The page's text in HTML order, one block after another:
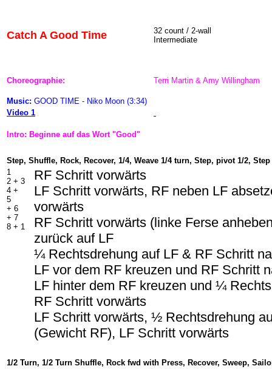
Catch A Good Time
32 count / 2-wall
Intermediate
Choreographie: Terri Martin & Amy Willingham
Music: GOOD TIME - Niko Moon (3:34)
Video 1
Intro: Beginne auf das Wort "Good"
Step, Shuffle, Rock, Recover, 1/4, Weave 1/4 turn, Step, pivot 1/2, Step
1
2 + 3
4 +
5
+ 6
+ 7
8 + 1
RF Schritt vorwärts
LF Schritt vorwärts, RF neben LF
vorwärts
RF Schritt vorwärts (linke Ferse
zurück auf LF
¼ Rechtsdrehung auf LF & RF Schritt
LF vor dem RF kreuzen und RF Schritt
LF hinter dem RF kreuzen und ¼
RF Schritt vorwärts
LF Schritt vorwärts, ½ Rechtsdrehung
(Gewicht RF), LF Schritt vorwärts
1/2 Turn, 1/2 Turn Shuffle, Rock fwd with Press, Recover, Sweep,